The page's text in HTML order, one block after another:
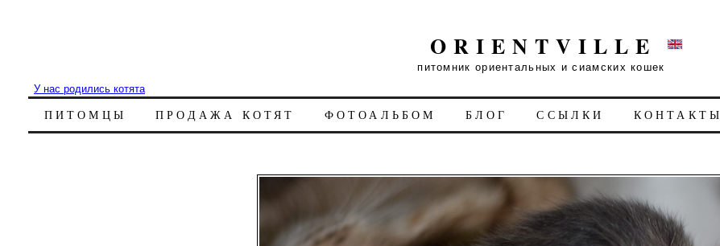
ORIENTVILLE
питомник ориентальных и сиамских кошек
У нас родились котята
ПИТОМЦЫ ПРОДАЖА КОТЯТ ФОТОАЛЬБОМ БЛОГ ССЫЛКИ КОНТАКТЫ